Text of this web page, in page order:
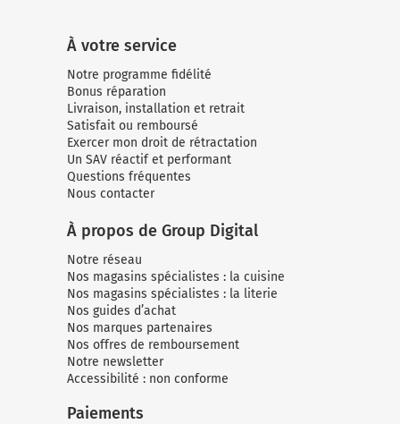
À votre service
Notre programme fidélité
Bonus réparation
Livraison, installation et retrait
Satisfait ou remboursé
Exercer mon droit de rétractation
Un SAV réactif et performant
Questions fréquentes
Nous contacter
À propos de Group Digital
Notre réseau
Nos magasins spécialistes : la cuisine
Nos magasins spécialistes : la literie
Nos guides d’achat
Nos marques partenaires
Nos offres de remboursement
Notre newsletter
Accessibilité : non conforme
Paiements